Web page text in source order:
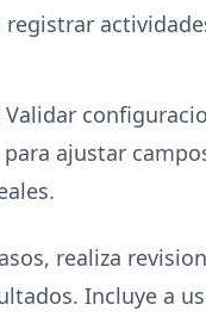
Validar
ajustar
realiza
Incluye a